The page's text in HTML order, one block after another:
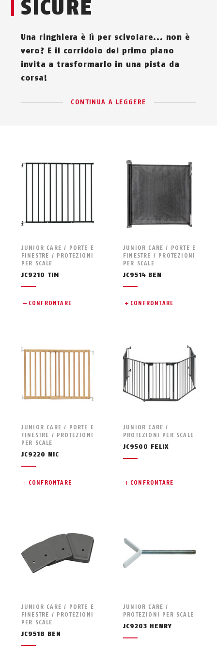
SICURE
Una ringhiera è lì per scivolare... non è
vero? E il corridoio del primo piano
invita a trasformarlo in una pista da
corsa!
CONTINUA A LEGGERE
JUNIOR CARE / PORTE E
FINESTRE / PROTEZIONI
PER SCALE
JC9210 TIM
CONFRONTARE
JUNIOR CARE / PORTE E
FINESTRE / PROTEZIONI
PER SCALE
JC9514 BEN
CONFRONTARE
JUNIOR CARE / PORTE E
FINESTRE / PROTEZIONI
PER SCALE
JC9220 NIC
CONFRONTARE
JUNIOR CARE /
PROTEZIONI PER SCALE
JC9500 FELIX
CONFRONTARE
JUNIOR CARE / PORTE E
FINESTRE / PROTEZIONI
PER SCALE
JC9518 BEN
JUNIOR CARE /
PROTEZIONI PER SCALE
JC9203 HENRY